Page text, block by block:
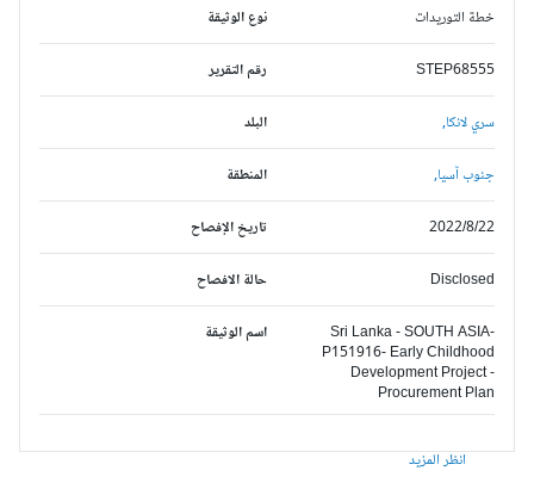
نوع الوثيقة خطة التوريدات
رقم التقرير STEP68555
البلد سري لانكا,
المنطقة جنوب آسيا,
تاريخ الإفصاح 2022/8/22
حالة الافصاح Disclosed
اسم الوثيقة
Sri Lanka - SOUTH ASIA-
P151916- Early Childhood
Development Project -
Procurement Plan
انظر المزيد